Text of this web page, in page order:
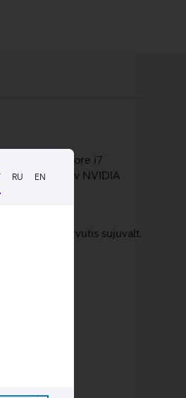
RU EN
Intel Core i7
Eraldiseisev NVIDIA
jookseksid arvutis sujuvalt.